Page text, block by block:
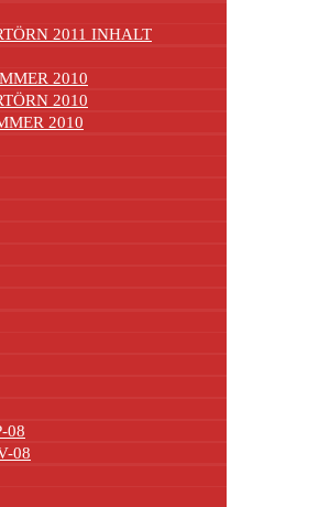
2011 INHALT
2010
2010
2010
08
08